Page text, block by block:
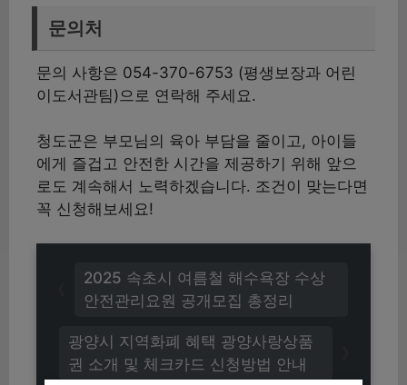
문의처
문의 사항은 054-370-6753 (평생보장과 어린
이도서관팀)으로 연락해 주세요.
청도군은 부모님의 육아 부담을 줄이고, 아이들
에게 즐겁고 안전한 시간을 제공하기 위해 앞으
로도 계속해서 노력하겠습니다. 조건이 맞는다면
꼭 신청해보세요!
광양시 지역화폐 혜택 광양사랑상품
권 소개 및 체크카드 신청방법 안내
2025 속초시 여름철 해수욕장 수상
안전관리요원 공개모집 총정리